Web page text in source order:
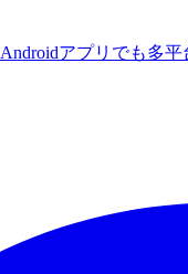
アプリでも多